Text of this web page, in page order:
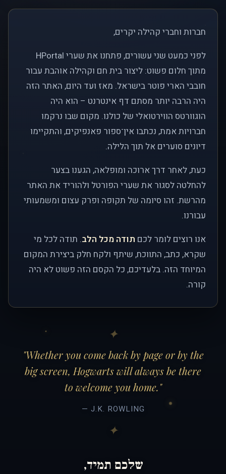
חברות וחברי קהילה יקרים,
לפני כמעט שני עשורים, פתחנו את שערי HPortal
מתוך חלום פשוט: ליצור בית חם וקהילה אוהבת עבור
חובבי הארי פוטר בישראל. מאז ועד היום, האתר הזה
היה הרבה יותר מסתם דף אינטרנט – הוא היה
הוגוורטס הווירטואלי של כולנו. מקום שבו נרקמו
חברויות אמת, נכתבו אין־ספור פאנפיקים, והתקיימו
דיונים סוערים אל תוך הלילה.
כעת, לאחר דרך ארוכה ומופלאה, הגענו בצער
להחלטה לסגור את שערי הפורטל ולהוריד את האתר
מהרשת. זהו סיומה של תקופה ופרק עצום ומשמעותי
עבורנו.
אנו רוצים לומר לכם תודה מכל הלב. תודה לכל מי
שקרא, כתב, התווכח, שיתף ולקח חלק ביצירת המקום
המיוחד הזה. בלעדיכם, כל הקסם הזה פשוט לא היה
קורה.
"Whether you come back by page or by the
big screen, Hogwarts will always be there
to welcome you home."
— J.K. ROWLING
שלכם תמיד,